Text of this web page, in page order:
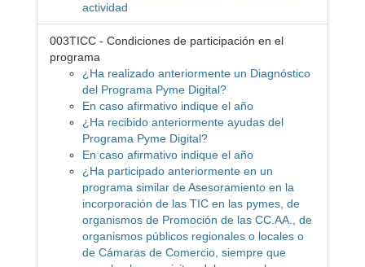
actividad
003TICC - Condiciones de participación en el
programa
¿Ha realizado anteriormente un Diagnóstico
del Programa Pyme Digital?
En caso afirmativo indique el año
¿Ha recibido anteriormente ayudas del
Programa Pyme Digital?
En caso afirmativo indique el año
¿Ha participado anteriormente en un
programa similar de Asesoramiento en la
incorporación de las TIC en las pymes, de
organismos de Promoción de las CC.AA., de
organismos públicos regionales o locales o
de Cámaras de Comercio, siempre que